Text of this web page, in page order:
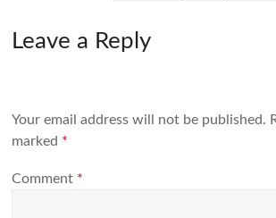
Leave a Reply
Your email address will not be published.
marked *
Comment *